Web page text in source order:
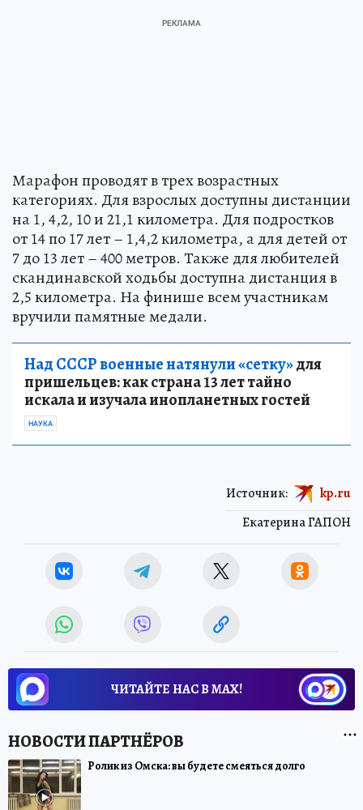
Марафон проводят в трех возрастных
категориях. Для взрослых доступны дистанции
на 1, 4,2, 10 и 21,1 километра. Для подростков
от 14 по 17 лет – 1,4,2 километра, а для детей от
7 до 13 лет – 400 метров. Также для любителей
скандинавской ходьбы доступна дистанция в
2,5 километра. На финише всем участникам
вручили памятные медали.
Над СССР военные натянули «сетку»для
пришельцев: как страна 13 лет тайно
искала и изучала инопланетных гостей
НАУКА
Екатерина ГАПОН
Источник: kp.ru
ЧИТАЙТЕ НАС В МАХ!
Ролик из Омска: вы будете смеяться долго